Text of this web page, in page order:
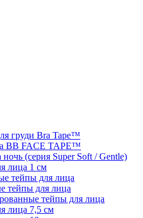
груди Bra Tape™
BB FACE TAPE™
(серия Super Soft / Gentle)
лица 1 см
тейпы для лица
тейпы для лица
тейпы для лица
лица 7,5 см